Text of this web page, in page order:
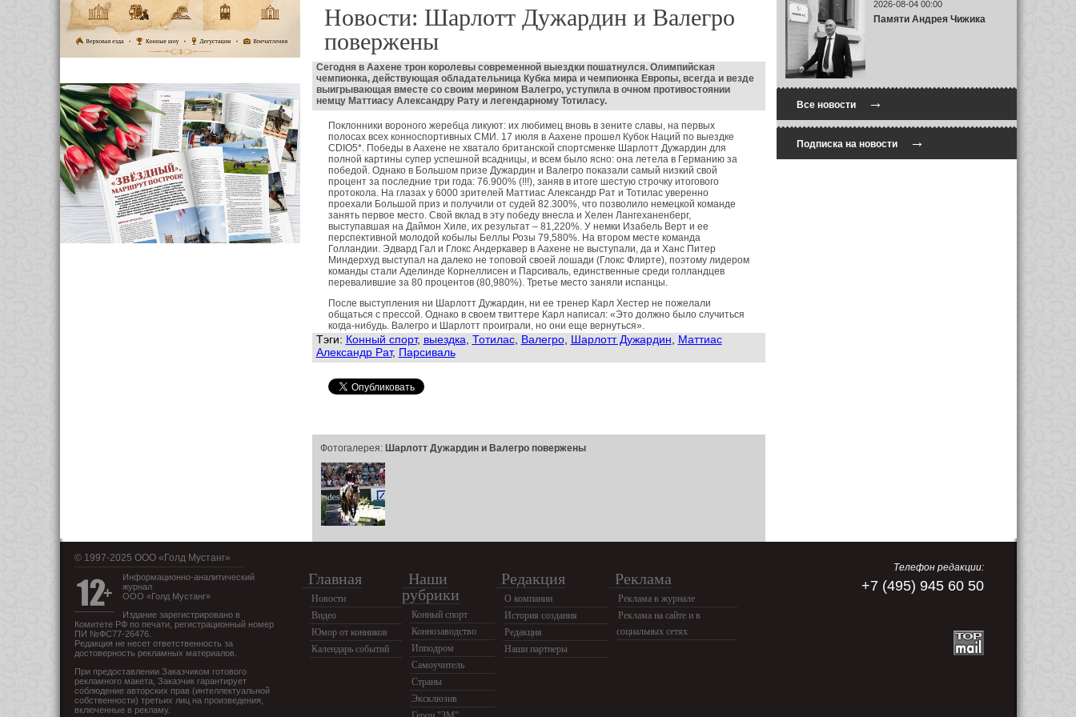
Новости: Шарлотт Дужардин и Валегро
повержены
Сегодня в Аахене трон королевы современной выездки пошатнулся. Олимпийская
чемпионка, действующая обладательница Кубка мира и чемпионка Европы, всегда и везде
выигрывающая вместе со своим мерином Валегро, уступила в очном противостоянии
немцу Маттиасу Александру Рату и легендарному Тотиласу.
Поклонники вороного жеребца ликуют: их любимец вновь в зените славы, на первых
полосах всех конноспортивных СМИ. 17 июля в Аахене прошел Кубок Наций по выездке
CDIO5*. Победы в Аахене не хватало британской спортсменке Шарлотт Дужардин для
полной картины супер успешной всадницы, и всем было ясно: она летела в Германию за
победой. Однако в Большом призе Дужардин и Валегро показали самый низкий свой
процент за последние три года: 76.900% (!!!), заняв в итоге шестую строчку итогового
протокола. На глазах у 6000 зрителей Маттиас Александр Рат и Тотилас уверенно
проехали Большой приз и получили от судей 82.300%, что позволило немецкой команде
занять первое место. Свой вклад в эту победу внесла и Хелен Лангеханенберг,
выступавшая на Даймон Хиле, их результат – 81,220%. У немки Изабель Верт и ее
перспективной молодой кобылы Беллы Розы 79,580%. На втором месте команда
Голландии. Эдвард Гал и Глокс Андеркавер в Аахене не выступали, да и Ханс Питер
Миндерхуд выступал на далеко не топовой своей лошади (Глокс Флирте), поэтому лидером
команды стали Аделинде Корнеллисен и Парсиваль, единственные среди голландцев
перевалившие за 80 процентов (80,980%). Третье место заняли испанцы.
После выступления ни Шарлотт Дужардин, ни ее тренер Карл Хестер не пожелали
общаться с прессой. Однако в своем твиттере Карл написал: «Это должно было случиться
когда-нибудь. Валегро и Шарлотт проиграли, но они еще вернуться».
Тэги: Конный спорт, выездка Тотилас, Валегро, Шарлотт Дужардин
Маттиас
Александр Рат, Парсиваль
Фотогалерея: Шарлотт Дужардин и Валегро повержены
2026-08-04 00:00
Памяти Андрея Чижика
Все новости→
Подписка на новости→
© 1997-2025 OOO «Голд Мустанг»
Информационно-аналитический
журнал
ООО «Голд Мустанг»
Издание зарегистрировано в
Комитете РФ по печати, регистрационный номер
ПИ №ФС77-26476.
Редакция не несет ответственность за
достоверность рекламных материалов.
При предоставлении Заказчиком готового
рекламного макета, Заказчик гарантирует
соблюдение авторских прав (интеллектуальной
собственности) третьих лиц на произведения,
включенные в рекламу.
Главная
Новости
Видео
Юмор от конников
Календарь событий
Наши
рубрики
Конный спорт
Коннозаводство
Ипподром
Самоучитель
Страны
Эксклюзив
Редакция
О компании
История создания
Редакция
Наши партнеры
Реклама
Реклама в журнале
Реклама на сайте и в
социальных сетях
Телефон редакции:
+7 (495) 945 60 50